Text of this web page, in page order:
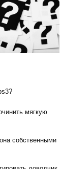
мягкую
собственными